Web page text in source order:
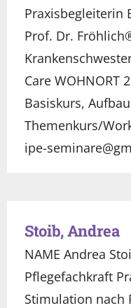
Fachpersonen
News
Förderung
Praxisbegleiterin
Prof. Dr.
Care WOHNORT
Basiskurs,
Themenkurs/
ipe-
Stoib, Andrea
NAME Andrea
Pflegefachkraft
Stimulation nach